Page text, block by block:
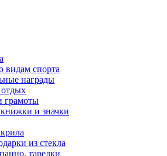
видам спорта
награды
грамоты
и значки
из стекла
тарелки